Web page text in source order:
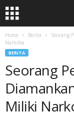
Home Berita
Seorang
Narkoba
BERITA
Seorang
Miliki